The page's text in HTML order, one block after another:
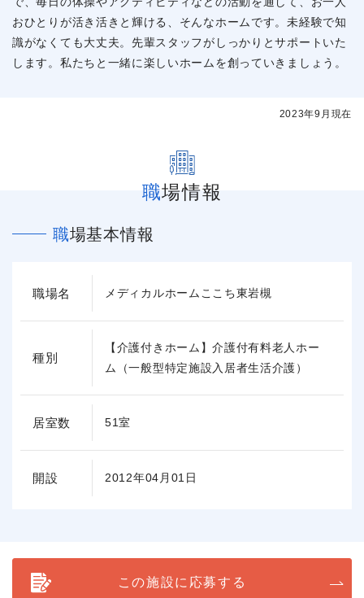
おひとりが活き活きと輝ける、そんなホームです。未経験で知
識がなくても大丈夫。先輩スタッフがしっかりとサポートいた
します。私たちと一緒に楽しいホームを創っていきましょう。
2023年9月現在
職場情報
職場基本情報
職場名 メディカルホームここち東岩槻
種別
【介護付きホーム】介護付有料老人ホー
ム（一般型特定施設入居者生活介護）
居室数 51室
開設 2012年04月01日
この施設に応募する